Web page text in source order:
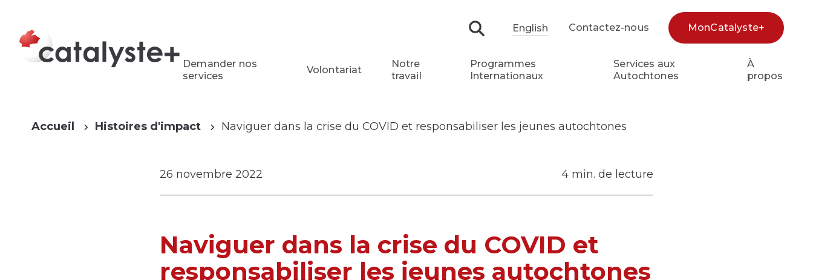
Recherche
English Contactez-nous MonCatalyste+
Demander nos
services
Volontariat
Notre
travail
Programmes
Internationaux
Services aux
Autochtones
À
propos
Accueil Histoires d'impact Naviguer dans la crise du COVID et responsabiliser les jeunes autochtones
26 novembre 2022 4 min. de lecture
Naviguer dans la crise du COVID et
responsabiliser les jeunes autochtones